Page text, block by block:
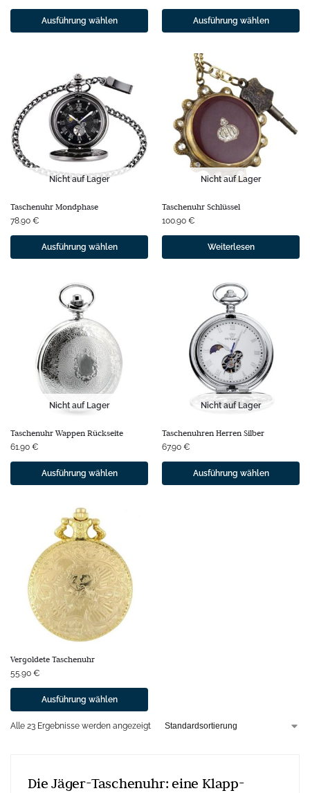
Ausführung wählen Ausführung wählen
Nicht auf Lager
Taschenuhr Mondphase
78.90 €
Ausführung wählen
Nicht auf Lager
Taschenuhr Schlüssel
100.90 €
Weiterlesen
Nicht auf Lager
Taschenuhr Wappen Rückseite
61.90 €
Ausführung wählen
Nicht auf Lager
Taschenuhren Herren Silber
67.90 €
Ausführung wählen
Vergoldete Taschenuhr
55.90 €
Ausführung wählen
Alle 23 Ergebnisse werden angezeigt
Die Jäger-Taschenuhr: eine Klapp-